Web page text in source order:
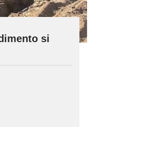
si